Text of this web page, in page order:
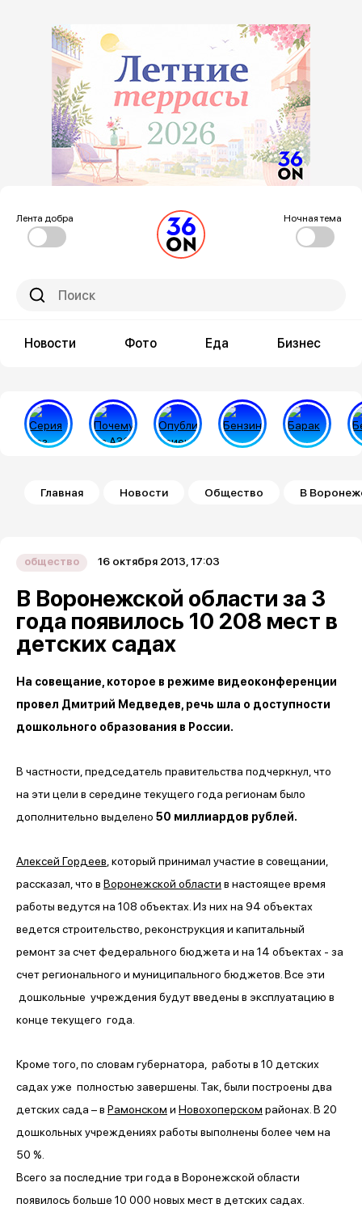
Лента добра Ночная тема
Новости Фото Еда Бизнес
Строка навигации
Главная Новости Общество В
общество 16 октября 2013, 17:03
В Воронежской области за 3
года появилось 10 208 мест в
детских садах
На совещание, которое в режиме видеоконференции
провел Дмитрий Медведев, речь шла о доступности
дошкольного образования в России.
В частности, председатель правительства подчеркнул, что
на эти цели в середине текущего года регионам было
дополнительно выделено 50 миллиардов рублей.
Алексей Гордеев , который принимал участие в совещании,
рассказал, что в Воронежской области в настоящее время
работы ведутся на 108 объектах. Из них на 94 объектах
ведется строительство, реконструкция и капитальный
ремонт за счет федерального бюджета и на 14 объектах - за
счет регионального и муниципального бюджетов. Все эти
дошкольные учреждения будут введены в эксплуатацию в
конце текущего года.
Кроме того, по словам губернатора, работы в 10 детских
садах уже полностью завершены. Так, были построены два
детских сада – в Рамонском и Новохоперском районах. В 20
дошкольных учреждениях работы выполнены более чем на
50 %.
Всего за последние три года в Воронежской области
появилось больше 10 000 новых мест в детских садах.